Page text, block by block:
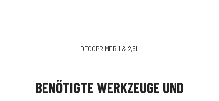
DECOPRIMER 1 & 2,5L
BENÖTIGTE WERKZEUGE UND